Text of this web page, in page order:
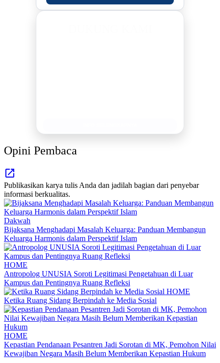
Opini Pembaca
Publikasikan karya tulis Anda dan jadilah bagian dari penyebar
informasi berkualitas.
Dakwah
Bijaksana Menghadapi Masalah Keluarga: Panduan Membangun
Keluarga Harmonis dalam Perspektif Islam
HOME
Antropolog UNUSIA Soroti Legitimasi Pengetahuan di Luar
Kampus dan Pentingnya Ruang Refleksi
HOME
Ketika Ruang Sidang Berpindah ke Media Sosial
HOME
Kepastian Pendanaan Pesantren Jadi Sorotan di MK, Pemohon Nilai
Kewajiban Negara Masih Belum Memberikan Kepastian Hukum